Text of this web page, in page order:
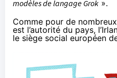
modèles de langage Grok ».
Comme pour de
est l’autorité du pays,
le siège social européen